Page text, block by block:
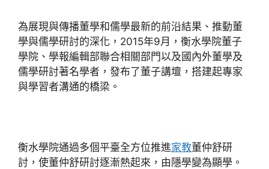
為展現與傳播董學和儒學最新的前沿結果、推動董
學與儒學研討的深化，2015年9月，衡水學院董子
學院、學報編輯部聯合相關部門以及國內外董學及
儒學研討著名學者，發布了董子講壇，搭建起專家
與學習者溝通的橋梁。
衡水學院通過多個平臺全方位推進家教董仲舒研
討，使董仲舒研討逐漸熱起來，由隱學變為顯學。